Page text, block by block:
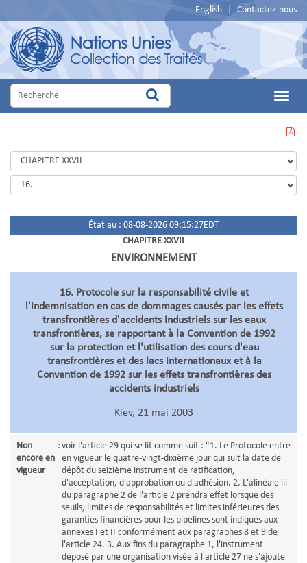
English Contactez-nous
Main
CETTE
PAGE
EN
PDF
État au : 08-08-2026 09:15:27EDT
CHAPITRE XXVII
ENVIRONNEMENT
16. Protocole sur la responsabilité civile et
l'indemnisation en cas de dommages causés par les effets
transfrontières d'accidents industriels sur les eaux
transfrontières, se rapportant à la Convention de 1992
sur la protection et l'utilisation des cours d'eau
transfrontières et des lacs internationaux et à la
Convention de 1992 sur les effets transfrontières des
accidents industriels
Kiev, 21 mai 2003
Non
encore en
vigueur
: voir l'article 29 qui se lit comme suit : "1. Le Protocole entre
en vigueur le quatre-vingt-dixième jour qui suit la date de
dépôt du seizième instrument de ratification,
d'acceptation, d'approbation ou d'adhésion. 2. L'alinéa e iii
du paragraphe 2 de l'article 2 prendra effet lorsque des
seuils, limites de responsabilités et limites inférieures des
garanties financières pour les pipelines sont indiqués aux
annexes I et II conformément aux paragraphes 8 et 9 de
l'article 24. 3. Aux fins du paragraphe 1, l'instrument
déposé par une organisation visée à l'article 27 ne s'ajoute